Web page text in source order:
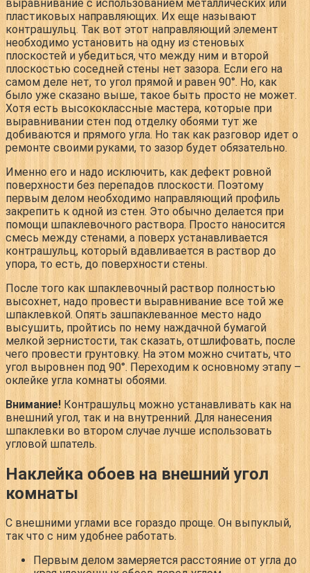
выравнивание с использованием металлических или
пластиковых направляющих. Их еще называют
контрашульц. Так вот этот направляющий элемент
необходимо установить на одну из стеновых
плоскостей и убедиться, что между ним и второй
плоскостью соседней стены нет зазора. Если его на
самом деле нет, то угол прямой и равен 90°. Но, как
было уже сказано выше, такое быть просто не может.
Хотя есть высококлассные мастера, которые при
выравнивании стен под отделку обоями тут же
добиваются и прямого угла. Но так как разговор идет о
ремонте своими руками, то зазор будет обязательно.
Именно его и надо исключить, как дефект ровной
поверхности без перепадов плоскости. Поэтому
первым делом необходимо направляющий профиль
закрепить к одной из стен. Это обычно делается при
помощи шпаклевочного раствора. Просто наносится
смесь между стенами, а поверх устанавливается
контрашульц, который вдавливается в раствор до
упора, то есть, до поверхности стены.
После того как шпаклевочный раствор полностью
высохнет, надо провести выравнивание все той же
шпаклевкой. Опять зашпаклеванное место надо
высушить, пройтись по нему наждачной бумагой
мелкой зернистости, так сказать, отшлифовать, после
чего провести грунтовку. На этом можно считать, что
угол выровнен под 90°. Переходим к основному этапу –
оклейке угла комнаты обоями.
Внимание! Контрашульц можно устанавливать как на
внешний угол, так и на внутренний. Для нанесения
шпаклевки во втором случае лучше использовать
угловой шпатель.
Наклейка обоев на внешний угол
комнаты
С внешними углами все гораздо проще. Он выпуклый,
так что с ним удобнее работать.
Первым делом замеряется расстояние от угла до